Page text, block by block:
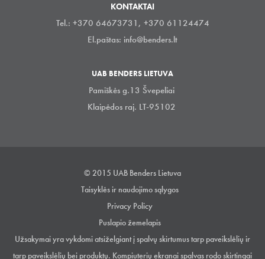
KONTAKTAI
Tel.: +370 64673731, +370 61124474
El.paštas: info@benders.lt
UAB BENDERS LIETUVA
Pamiškės g.13 Švepeliai
Klaipėdos raj. LT-95102
© 2015 UAB Benders Lietuva
Taisyklės ir naudojimo sąlygos
Privacy Policy
Puslapio žemelapis
Užsakymai yra vykdomi atsiželgiant į spalvų skirtumus tarp paveikslėlių ir
tarp paveikslėlių bei produktų. Kompiuterių ekranai spalvas rodo skirtingai